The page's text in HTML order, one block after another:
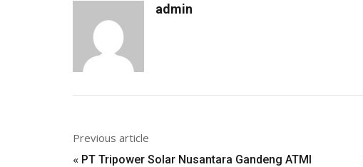
admin
Previous article
« PT Tripower Solar Nusantara Gandeng ATMI